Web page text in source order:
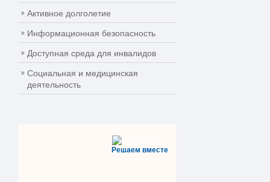
Активное долголетие
Информационная безопасность
Доступная среда для инвалидов
Социальная и медицинская
деятельность
Решаем вместе